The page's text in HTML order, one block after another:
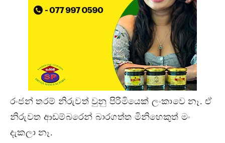
රංජන් තරම් නිරුවත් වුනු පිරිමියෙක් ලංකාවෙ නෑ. ඒ
නිරුවත ආඩම්බරෙන් බාරගත්ත මිනිහෙකුත් මං
දැකලා නෑ.